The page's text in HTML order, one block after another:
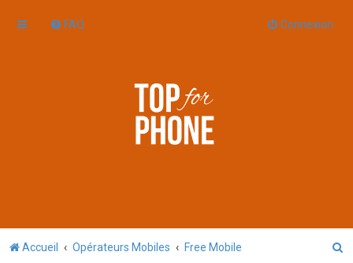
FAQ Connexion
Accueil Opérateurs Mobiles Free Mobile